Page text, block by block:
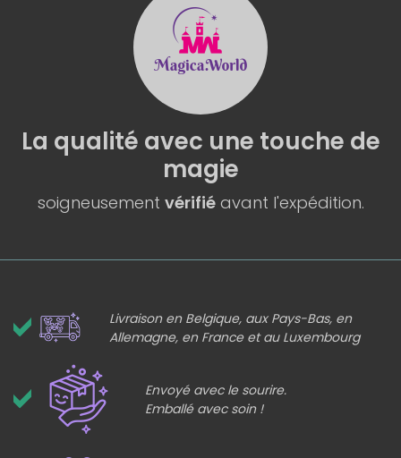
La qualité avec une touche de
magie
soigneusement vérifiéavant l'expédition.
Livraison en Belgique, aux Pays-Bas, en
Allemagne, en France et au Luxembourg
Envoyé avec le sourire.
Emballé avec soin !